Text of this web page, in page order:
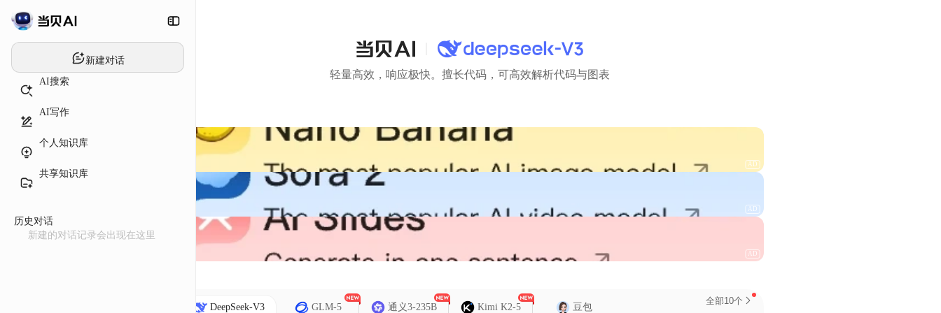
新建对话
AI搜索
AI写作
个人知识库
共享知识库
历史对话
新建的对话记录会出现在这里
轻量高效，响应极快。擅长代码，可高效解析代码与图表
AD
AD
AD
DeepSeek-V3 GLM-5 通义3-235B Kimi K2-5 豆包
全部10个